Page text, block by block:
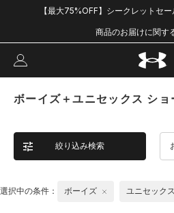
【最大75%OFF】シークレットセ
商品のお届けに関す
ボーイズ＋ユニセックス ショ
絞り込み検索
選択中の条件： ボーイズ ユニセックス